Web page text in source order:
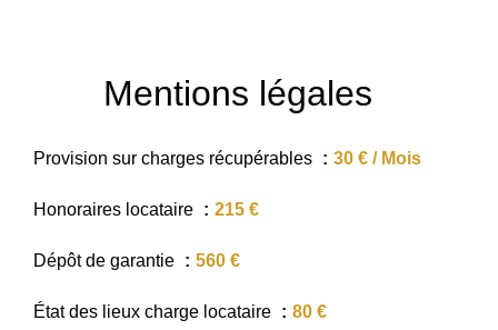
Mentions légales
Provision sur charges récupérables 30 € / Mois
Honoraires locataire 215 €
Dépôt de garantie 560 €
État des lieux charge locataire 80 €